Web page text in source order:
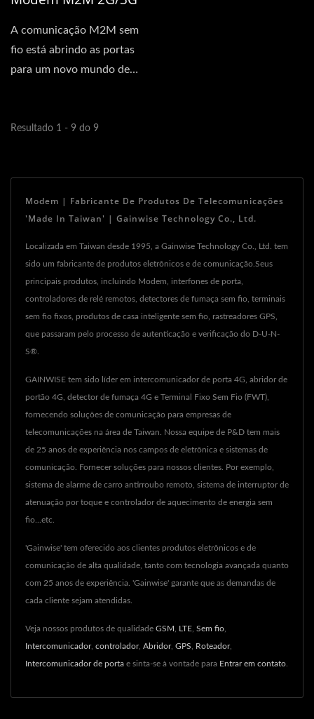
A comunicação M2M sem
fio está abrindo as portas
para um novo mundo de
Resultado 1 - 9 do 9
Modem | Fabricante De Produtos De Telecomunicações
'Made In Taiwan' | Gainwise Technology Co., Ltd.
Localizada em Taiwan desde 1995, a Gainwise Technology Co., Ltd. tem
sido um fabricante de produtos eletrônicos e de comunicação.Seus
principais produtos, incluindo Modem, interfones de porta,
controladores de relé remotos, detectores de fumaça sem fio, terminais
sem fio fixos, produtos de casa inteligente sem fio, rastreadores GPS,
que passaram pelo processo de autenticação e verificação do D-U-N-
S®.
GAINWISE tem sido líder em intercomunicador de porta 4G, abridor de
portão 4G, detector de fumaça 4G e Terminal Fixo Sem Fio (FWT),
fornecendo soluções de comunicação para empresas de
telecomunicações na área de Taiwan. Nossa equipe de P&D tem mais
de 25 anos de experiência nos campos de eletrônica e sistemas de
comunicação. Fornecer soluções para nossos clientes. Por exemplo,
sistema de alarme de carro antirroubo remoto, sistema de interruptor de
atenuação por toque e controlador de aquecimento de energia sem
fio...etc.
'Gainwise' tem oferecido aos clientes produtos eletrônicos e de
comunicação de alta qualidade, tanto com tecnologia avançada quanto
com 25 anos de experiência. 'Gainwise' garante que as demandas de
cada cliente sejam atendidas.
Veja nossos produtos de qualidade GSM LTE Sem fio
Intercomunicador, controlador, Abridor, GPS Roteador,
Intercomunicador de porta e sinta-se à vontade para Entrar em contato